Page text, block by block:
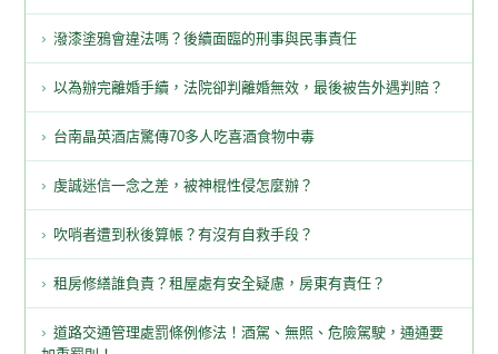
潑漆塗鴉會違法嗎？後續面臨的刑事與民事責任
以為辦完離婚手續，法院卻判離婚無效，最後被告外遇判賠？
台南晶英酒店驚傳70多人吃喜酒食物中毒
虔誠迷信一念之差，被神棍性侵怎麼辦？
吹哨者遭到秋後算帳？有沒有自救手段？
租房修繕誰負責？租屋處有安全疑慮，房東有責任？
道路交通管理處罰條例修法！酒駕、無照、危險駕駛，通通要